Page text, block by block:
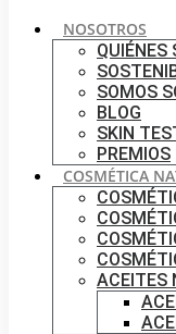
NOSOTROS
QUIÉNES
SOMOS
BLOG
SKIN
PREMIOS
COSMÉTICA
ACEITES